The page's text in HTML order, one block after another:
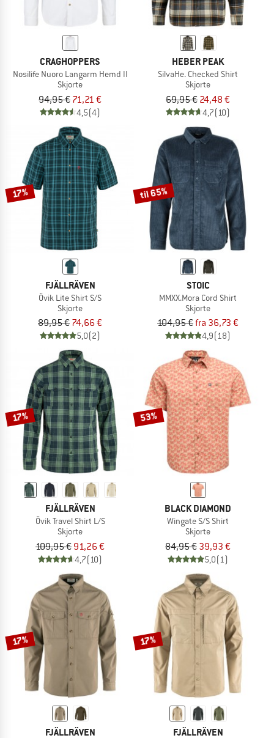
CRAGHOPPERS
Nosilife Nuoro Langarm Hemd II
Skjorte
94,95 € 71,21 €
4,5(4)
HEBER PEAK
SilvaHe. Checked Shirt
Skjorte
69,95 € 24,48 €
4,7(10)
17%
FJÄLLRÄVEN
Övik Lite Shirt S/S
Skjorte
89,95 € 74,66 €
5,0(2)
til 65%
STOIC
MMXX.Mora Cord Shirt
Skjorte
104,95 €fra 36,73 €
4,9(18)
17%
FJÄLLRÄVEN
Övik Travel Shirt L/S
Skjorte
109,95 € 91,26 €
4,7(10)
53%
BLACK DIAMOND
Wingate S/S Shirt
Skjorte
84,95 € 39,93 €
5,0(1)
17%
FJÄLLRÄVEN
17%
FJÄLLRÄVEN